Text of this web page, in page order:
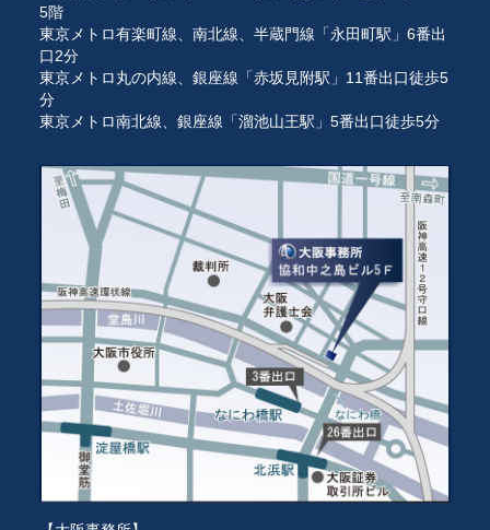
5階
東京メトロ有楽町線、南北線、半蔵門線「永田町駅」6番出
口2分
東京メトロ丸の内線、銀座線「赤坂見附駅」11番出口徒歩5
分
東京メトロ南北線、銀座線「溜池山王駅」5番出口徒歩5分